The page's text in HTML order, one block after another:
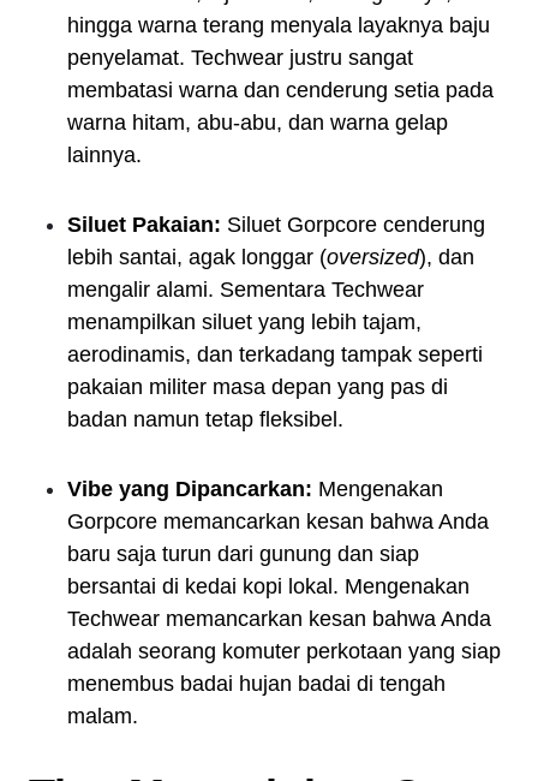
hingga warna terang menyala layaknya baju
penyelamat. Techwear justru sangat
membatasi warna dan cenderung setia pada
warna hitam, abu-abu, dan warna gelap
lainnya.
Siluet Pakaian: Siluet Gorpcore cenderung
lebih santai, agak longgar (oversized), dan
mengalir alami. Sementara Techwear
menampilkan siluet yang lebih tajam,
aerodinamis, dan terkadang tampak seperti
pakaian militer masa depan yang pas di
badan namun tetap fleksibel.
Vibe yang Dipancarkan: Mengenakan
Gorpcore memancarkan kesan bahwa Anda
baru saja turun dari gunung dan siap
bersantai di kedai kopi lokal. Mengenakan
Techwear memancarkan kesan bahwa Anda
adalah seorang komuter perkotaan yang siap
menembus badai hujan badai di tengah
malam.